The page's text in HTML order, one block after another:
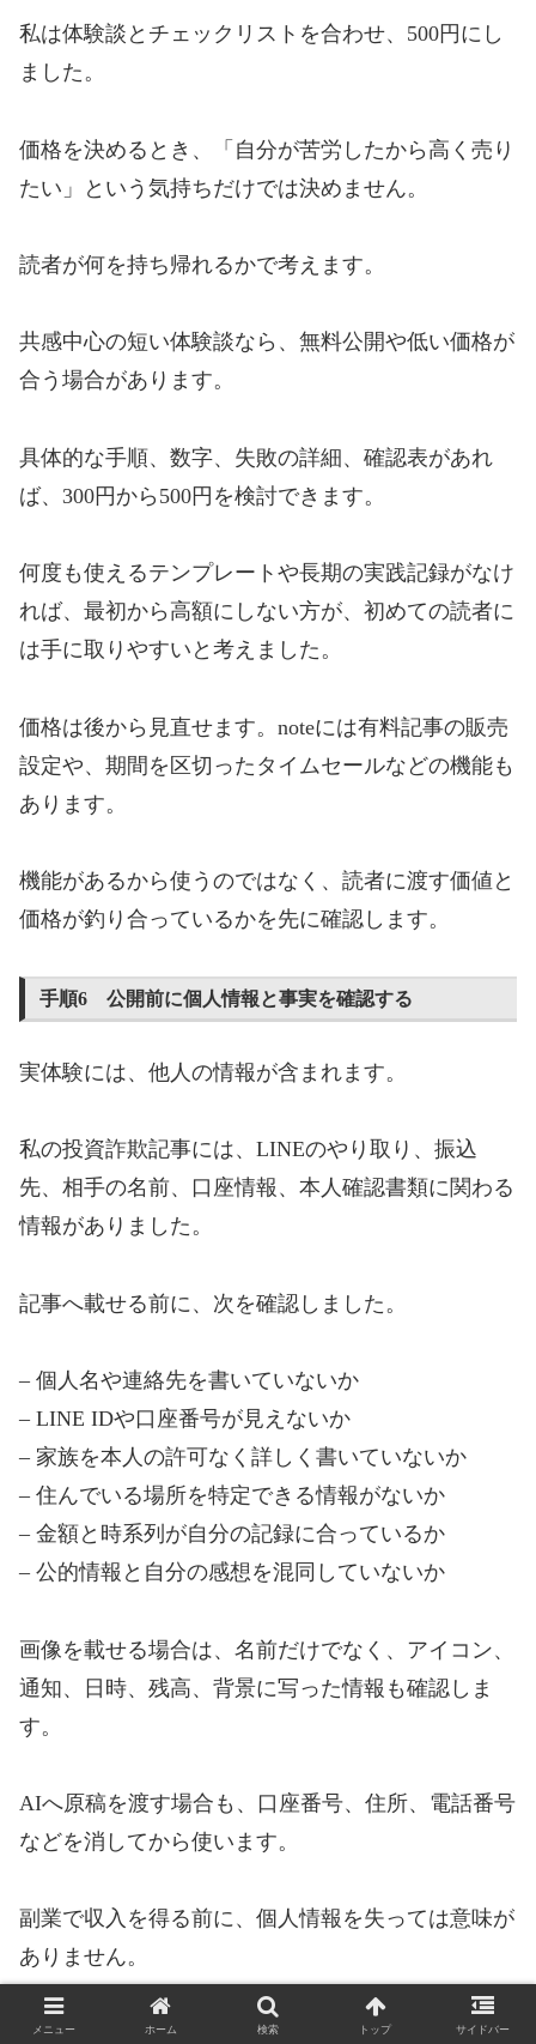
私は体験談とチェックリストを合わせ、500円にし
ました。
価格を決めるとき、「自分が苦労したから高く売り
たい」という気持ちだけでは決めません。
読者が何を持ち帰れるかで考えます。
共感中心の短い体験談なら、無料公開や低い価格が
合う場合があります。
具体的な手順、数字、失敗の詳細、確認表があれ
ば、300円から500円を検討できます。
何度も使えるテンプレートや長期の実践記録がなけ
れば、最初から高額にしない方が、初めての読者に
は手に取りやすいと考えました。
価格は後から見直せます。noteには有料記事の販売
設定や、期間を区切ったタイムセールなどの機能も
あります。
機能があるから使うのではなく、読者に渡す価値と
価格が釣り合っているかを先に確認します。
手順6 公開前に個人情報と事実を確認する
実体験には、他人の情報が含まれます。
私の投資詐欺記事には、LINEのやり取り、振込
先、相手の名前、口座情報、本人確認書類に関わる
情報がありました。
記事へ載せる前に、次を確認しました。
– 個人名や連絡先を書いていないか
– LINE IDや口座番号が見えないか
– 家族を本人の許可なく詳しく書いていないか
– 住んでいる場所を特定できる情報がないか
– 金額と時系列が自分の記録に合っているか
– 公的情報と自分の感想を混同していないか
画像を載せる場合は、名前だけでなく、アイコン、
通知、日時、残高、背景に写った情報も確認しま
す。
AIへ原稿を渡す場合も、口座番号、住所、電話番号
などを消してから使います。
副業で収入を得る前に、個人情報を失っては意味が
ありません。
副業用のパソコンだからこそ、セキュリティを後回し
メニュー ホーム 検索 トップ サイドバー